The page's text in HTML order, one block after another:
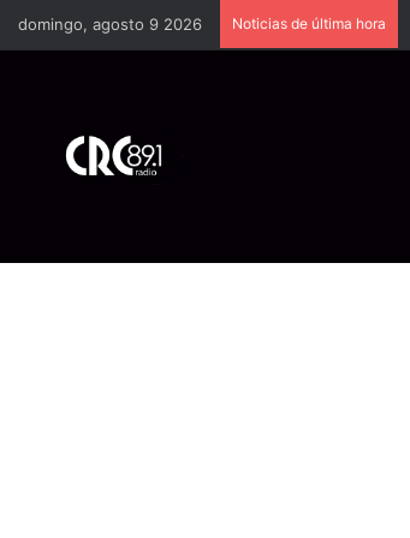
domingo, agosto 9 2026 Noticias de última hora